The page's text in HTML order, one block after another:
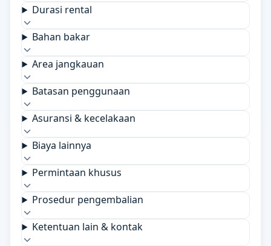
Durasi rental
Bahan bakar
Area jangkauan
Batasan penggunaan
Asuransi & kecelakaan
Biaya lainnya
Permintaan khusus
Prosedur pengembalian
Ketentuan lain & kontak